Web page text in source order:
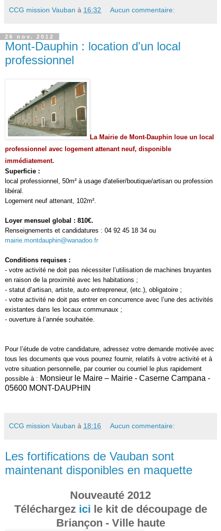
CCG mission Vauban à 16:32 Aucun commentaire:
26 nov. 2012
Mont-Dauphin : location d'un local
professionnel
La Mairie de Mont-Dauphin loue un local
professionnel avec logement attenant neuf, disponible
immédiatement.
Superficie :
local professionnel, 50m² à usage d'atelier/boutique/artisan ou profession
libéral.
Logement neuf attenant, 102m².
Loyer mensuel global : 810€.
Renseignements et candidatures : 04 92 45 18 34 ou
mairie.montdauphin@wanadoo.fr
Conditions requises :
- votre activité ne doit pas nécessiter l’utilisation de machines bruyantes
en raison de la proximité avec les habitations ;
- statut d’artisan, artiste, auto entrepreneur, (etc.), obligatoire ;
- votre activité ne doit pas entrer en concurrence avec l’une des activités
existantes dans les locaux communaux ;
- ouverture à l’année souhaitée.
Pour l’étude de votre candidature, adressez votre demande motivée avec
tous les documents que vous pourrez fournir, relatifs à votre activité et à
votre situation personnelle, par courrier ou courriel le plus rapidement
possible à : Monsieur le Maire – Mairie - Caserne Campana -
05600 MONT-DAUPHIN
CCG mission Vauban à 18:16 Aucun commentaire:
Les fortifications de Vauban sont
maintenant disponibles en maquette
Nouveauté 2012
Téléchargez ici le kit de découpage de
Briançon - Ville haute